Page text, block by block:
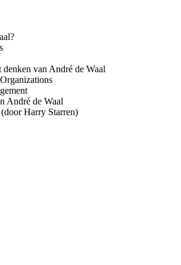
denken van André de Waal
André de Waal
Harry Starren)